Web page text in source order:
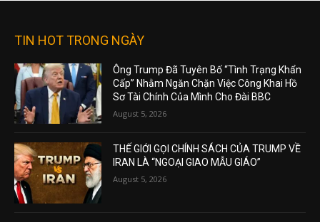
TIN HOT TRONG NGÀY
Ông Trump Đã Tuyên Bố “Tình Trạng Khẩn
Cấp” Nhằm Ngăn Chặn Việc Công Khai Hồ
Sơ Tài Chính Của Mình Cho Đài BBC
August 5, 2026
THẾ GIỚI GỌI CHÍNH SÁCH CỦA TRUMP VỀ
IRAN LÀ “NGOẠI GIAO MẪU GIÁO”
August 5, 2026